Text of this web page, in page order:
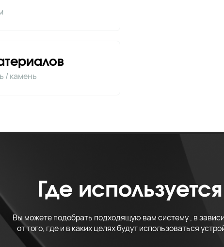
/ камень
Где используется
Вы можете подобрать подходящую вам систему , в
от того, где и в каких целях будут использоваться